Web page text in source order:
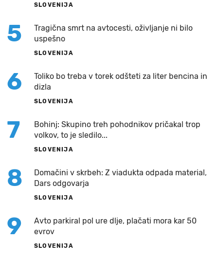
SLOVENIJA
5
Tragična smrt na avtocesti, oživljanje ni bilo
uspešno
SLOVENIJA
6
Toliko bo treba v torek odšteti za liter bencina in
dizla
SLOVENIJA
7
Bohinj: Skupino treh pohodnikov pričakal trop
volkov, to je sledilo...
SLOVENIJA
8
Domačini v skrbeh: Z viadukta odpada material,
Dars odgovarja
SLOVENIJA
9
Avto parkiral pol ure dlje, plačati mora kar 50
evrov
SLOVENIJA